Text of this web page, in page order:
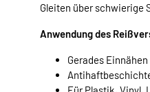
Gleiten über schwierige
Anwendung des
Gerades